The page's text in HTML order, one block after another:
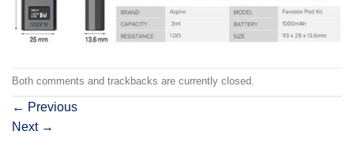
Both comments and trackbacks are currently closed.
← Previous
Next →